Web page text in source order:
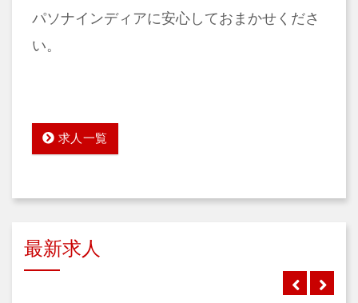
パソナインディアに安心しておまかせくださ
い。
求人一覧
最新求人